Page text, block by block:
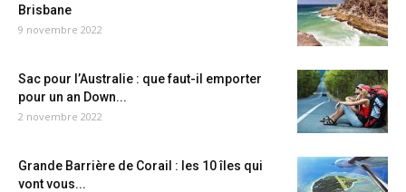
Brisbane
9 novembre 2022
Sac pour l’Australie : que faut-il emporter
pour un an Down...
2 novembre 2022
Grande Barrière de Corail : les 10 îles qui
vont vous...